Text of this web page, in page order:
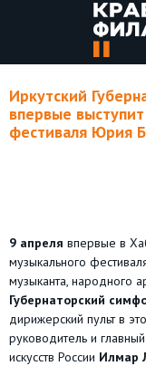
Иркутский
впервые
фестиваля Юрия
9 апреля впервые в
музыкального
музыканта, народного
Губернаторский
дирижерский пульт в
руководитель и
искусств России Илмар